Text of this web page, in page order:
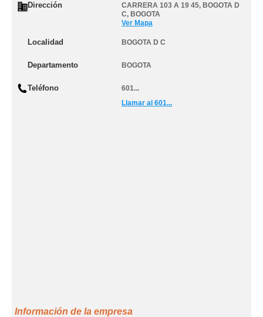
Dirección CARRERA 103 A 19 45, BOGOTA D
C, BOGOTA
Ver Mapa
Localidad BOGOTA D C
Departamento BOGOTA
Teléfono
601...
Llamar al 601...
Información de la empresa